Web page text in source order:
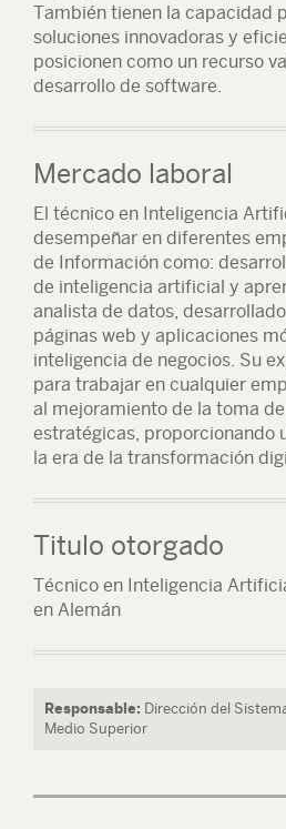
También tienen la capacidad
soluciones innovadoras y
posicionen como un recurso
desarrollo de software.
Mercado laboral
El técnico en Inteligencia
desempeñar en diferentes
de Información como:
de inteligencia artificial y
analista de datos,
páginas web y aplicaciones
inteligencia de negocios. Su
para trabajar en cualquier
al mejoramiento de la toma
estratégicas, proporcionando
la era de la transformación
Titulo otorgado
Técnico en Inteligencia
en Alemán
Responsable: Dirección del
Medio Superior